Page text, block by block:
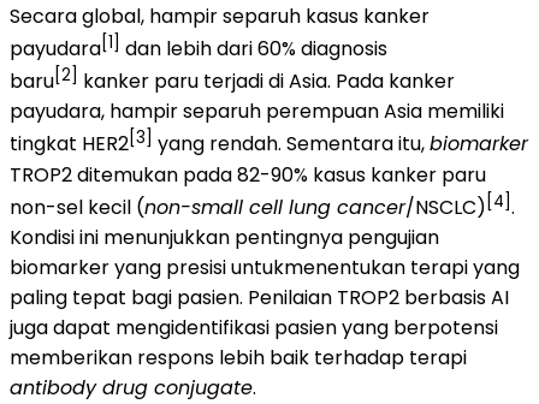
Secara global, hampir separuh kasus kanker
payudara[1] dan lebih dari 60% diagnosis
baru[2] kanker paru terjadi di Asia. Pada kanker
payudara, hampir separuh perempuan Asia memiliki
tingkat HER2 [3] yang rendah. Sementara itu,biomarker
TROP2 ditemukan pada 82-90% kasus kanker paru
non-sel kecil (non-small cell lung cancer/NSCLC) [4].
Kondisi ini menunjukkan pentingnya pengujian
biomarker yang presisi untukmenentukan terapi yang
paling tepat bagi pasien. Penilaian TROP2 berbasis AI
juga dapat mengidentifikasi pasien yang berpotensi
memberikan respons lebih baik terhadap terapi
antibody drug conjugate.